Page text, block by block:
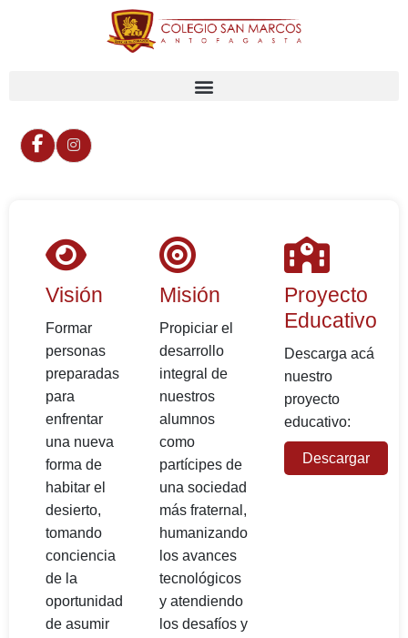
Visión
Formar
personas
preparadas
para
enfrentar
una nueva
forma de
habitar el
desierto,
tomando
conciencia
de la
oportunidad
de asumir
Misión
Propiciar el
desarrollo
integral de
nuestros
alumnos
como
partícipes de
una sociedad
más fraternal,
humanizando
los avances
tecnológicos
y atendiendo
los desafíos y
Proyecto
Educativo
Descarga acá
nuestro
proyecto
educativo:
Descargar